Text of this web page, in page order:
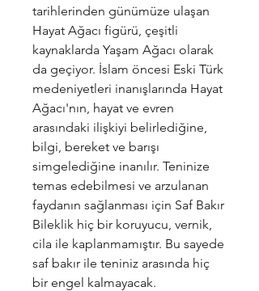
tarihlerinden günümüze ulaşan
Hayat Ağacı figürü, çeşitli
kaynaklarda Yaşam Ağacı olarak
da geçiyor. İslam öncesi Eski Türk
medeniyetleri inanışlarında Hayat
Ağacı'nın, hayat ve evren
arasındaki ilişkiyi belirlediğine,
bilgi, bereket ve barışı
simgelediğine inanılır. Teninize
temas edebilmesi ve arzulanan
faydanın sağlanması için Saf Bakır
Bileklik hiç bir koruyucu, vernik,
cila ile kaplanmamıştır. Bu sayede
saf bakır ile teniniz arasında hiç
bir engel kalmayacak.